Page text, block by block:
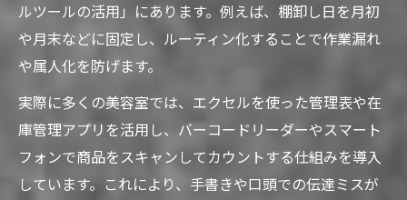
ルツールの活用」にあります。例えば、棚卸し日を月初
や月末などに固定し、ルーティン化することで作業漏れ
や属人化を防げます。
実際に多くの美容室では、エクセルを使った管理表や在
庫管理アプリを活用し、バーコードリーダーやスマート
フォンで商品をスキャンしてカウントする仕組みを導入
しています。これにより、手書きや口頭での伝達ミスが